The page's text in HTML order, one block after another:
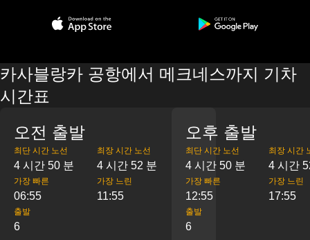
카사블랑카 공항에서 메크네스까지 기차
시간표
오전 출발
최단 시간 노선
4 시간 50 분
최장 시간 노선
4 시간 52 분
가장 빠른
06:55
가장 느린
11:55
출발
6
오후 출발
최단 시간 노선
4 시간 50 분
최장 시간
4 시간
가장 빠른
12:55
가장 느린
17:55
출발
6